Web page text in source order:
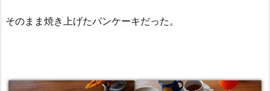
そのまま焼き上げたパンケーキだった。